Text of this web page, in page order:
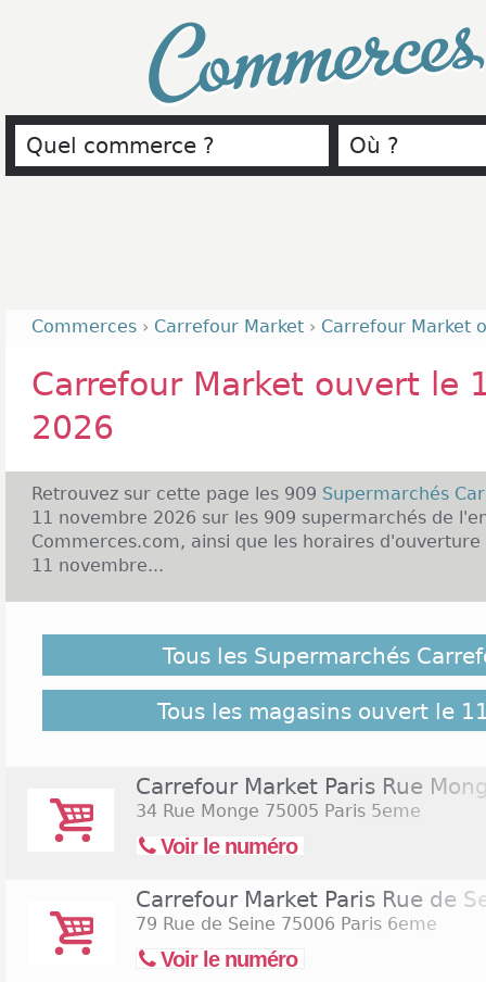
Commerces › Carrefour Market › Carrefour Market
Carrefour Market ouvert le
2026
Retrouvez sur cette page les 909 Supermarchés
11 novembre 2026 sur les 909 supermarchés de
Commerces.com, ainsi que les horaires
11 novembre...
ouverts le 11 novembre 2026 ne soient pas
suivant pour retrouver l'ensemble des
sur Commerces.com :909 Supermarchés
Tous les Supermarchés
Tous les magasins ouvert le
Carrefour Market Paris Rue
34 Rue Monge 75005 Paris 5eme
Voir le numéro
Carrefour Market Paris Rue de
79 Rue de Seine 75006 Paris 6eme
Voir le numéro